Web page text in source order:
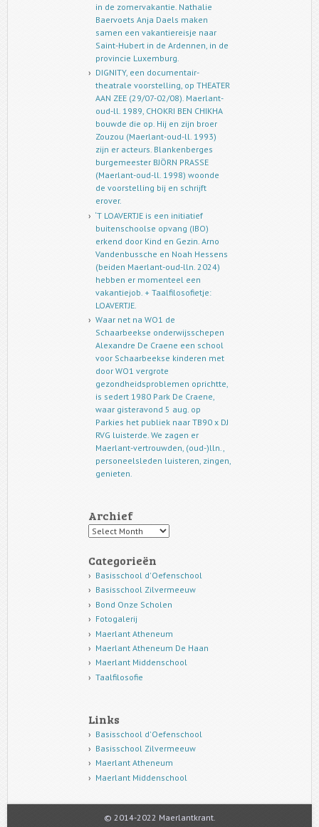
in de zomervakantie. Nathalie
Baervoets Anja Daels maken
samen een vakantiereisje naar
Saint-Hubert in de Ardennen, in de
provincie Luxemburg.
DIGNITY, een documentair-
theatrale voorstelling, op THEATER
AAN ZEE (29/07-02/08). Maerlant-
oud-ll. 1989, CHOKRI BEN CHIKHA
bouwde die op. Hij en zijn broer
Zouzou (Maerlant-oud-ll. 1993)
zijn er acteurs. Blankenberges
burgemeester BJÖRN PRASSE
(Maerlant-oud-ll. 1998) woonde
de voorstelling bij en schrijft
erover.
‘T LOAVERTJE is een initiatief
buitenschoolse opvang (IBO)
erkend door Kind en Gezin. Arno
Vandenbussche en Noah Hessens
(beiden Maerlant-oud-lln. 2024)
hebben er momenteel een
vakantiejob. + Taalfilosofietje:
LOAVERTJE.
Waar net na WO1 de
Schaarbeekse onderwijsschepen
Alexandre De Craene een school
voor Schaarbeekse kinderen met
door WO1 vergrote
gezondheidsproblemen oprichtte,
is sedert 1980 Park De Craene,
waar gisteravond 5 aug. op
Parkies het publiek naar TB90 x DJ
RVG luisterde. We zagen er
Maerlant-vertrouwden, (oud-)lln.,
personeelsleden luisteren, zingen,
genieten.
Archief
Archief
Categorieën
Basisschool d'Oefenschool
Basisschool Zilvermeeuw
Bond Onze Scholen
Fotogalerij
Maerlant Atheneum
Maerlant Atheneum De Haan
Maerlant Middenschool
Taalfilosofie
Links
Basisschool d'Oefenschool
Basisschool Zilvermeeuw
Maerlant Atheneum
Maerlant Middenschool
© 2014-2022 Maerlantkrant.